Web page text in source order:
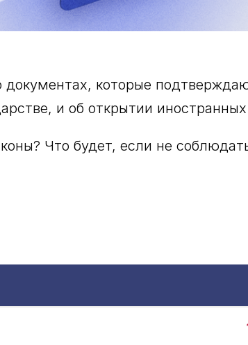
которые
и об открытии иностранных
Что будет, если не